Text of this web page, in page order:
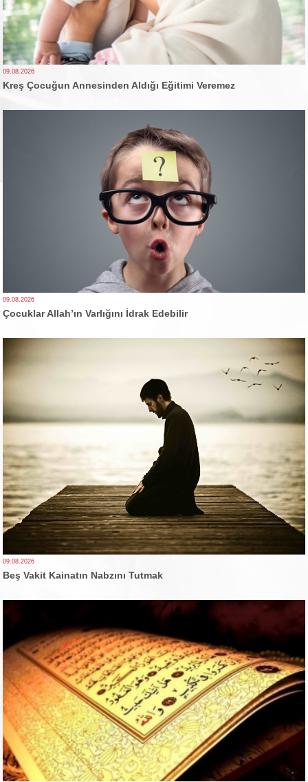
09.08.2026
Kreş Çocuğun Annesinden Aldığı Eğitimi Veremez
09.08.2026
Çocuklar Allah’ın Varlığını İdrak Edebilir
09.08.2026
Beş Vakit Kainatın Nabzını Tutmak